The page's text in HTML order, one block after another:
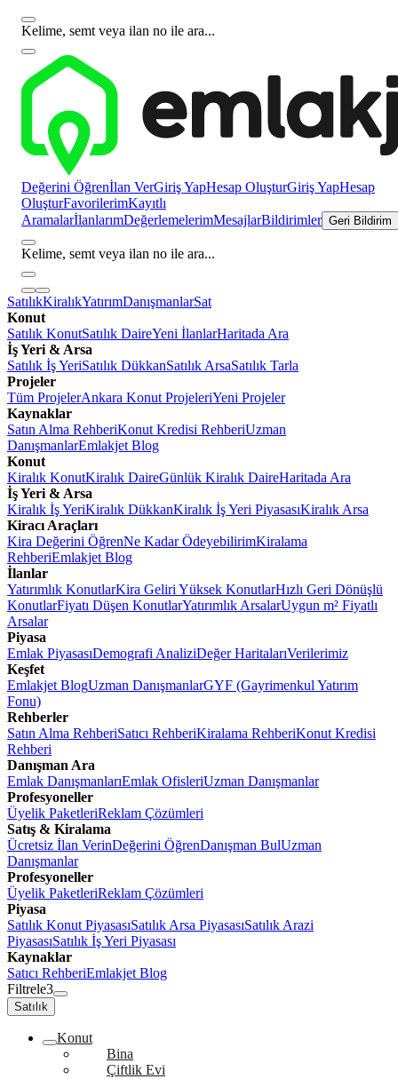
Kelime, semt veya ilan no ile ara...
Değerini Öğrenİlan VerGiriş YapHesap OluşturGiriş YapHesap
OluşturFavorilerimKayıtlı
AramalarİlanlarımDeğerlemelerimMesajlarBildirimler Geri Bildirim
Kelime, semt veya ilan no ile ara...
SatılıkKiralıkYatırımDanışmanlarSat
Konut
Satılık KonutSatılık DaireYeni İlanlarHaritada Ara
İş Yeri & Arsa
Satılık İş YeriSatılık DükkanSatılık ArsaSatılık Tarla
Projeler
Tüm ProjelerAnkara Konut ProjeleriYeni Projeler
Kaynaklar
Satın Alma RehberiKonut Kredisi RehberiUzman
DanışmanlarEmlakjet Blog
Konut
Kiralık KonutKiralık DaireGünlük Kiralık DaireHaritada Ara
İş Yeri & Arsa
Kiralık İş YeriKiralık DükkanKiralık İş Yeri PiyasasıKiralık Arsa
Kiracı Araçları
Kira Değerini ÖğrenNe Kadar ÖdeyebilirimKiralama
RehberiEmlakjet Blog
İlanlar
Yatırımlık KonutlarKira Geliri Yüksek KonutlarHızlı Geri Dönüşlü
KonutlarFiyatı Düşen KonutlarYatırımlık ArsalarUygun m² Fiyatlı
Arsalar
Piyasa
Emlak PiyasasıDemografi AnaliziDeğer HaritalarıVerilerimiz
Keşfet
Emlakjet BlogUzman DanışmanlarGYF (Gayrimenkul Yatırım
Fonu)
Rehberler
Satın Alma RehberiSatıcı RehberiKiralama RehberiKonut Kredisi
Rehberi
Danışman Ara
Emlak DanışmanlarıEmlak OfisleriUzman Danışmanlar
Profesyoneller
Üyelik PaketleriReklam Çözümleri
Satış & Kiralama
Ücretsiz İlan VerinDeğerini ÖğrenDanışman BulUzman
Danışmanlar
Profesyoneller
Üyelik PaketleriReklam Çözümleri
Piyasa
Satılık Konut PiyasasıSatılık Arsa PiyasasıSatılık Arazi
PiyasasıSatılık İş Yeri Piyasası
Kaynaklar
Satıcı RehberiEmlakjet Blog
Filtrele3
Satılık
Konut
Bina
Çiftlik Evi